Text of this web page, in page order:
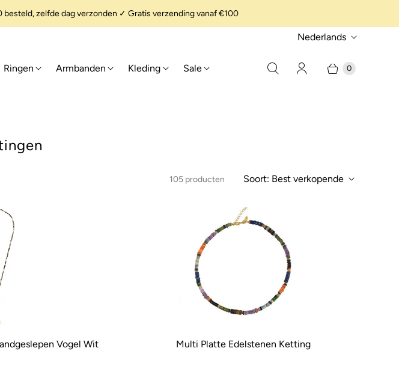
zelfde dag verzonden ✓ Gratis verzending vanaf €100
a
Nederlands
Ringen Armbanden Kleding Sale 0
105 producten Soort: Best verkopende
Vogel Wit Multi Platte Edelstenen Ketting